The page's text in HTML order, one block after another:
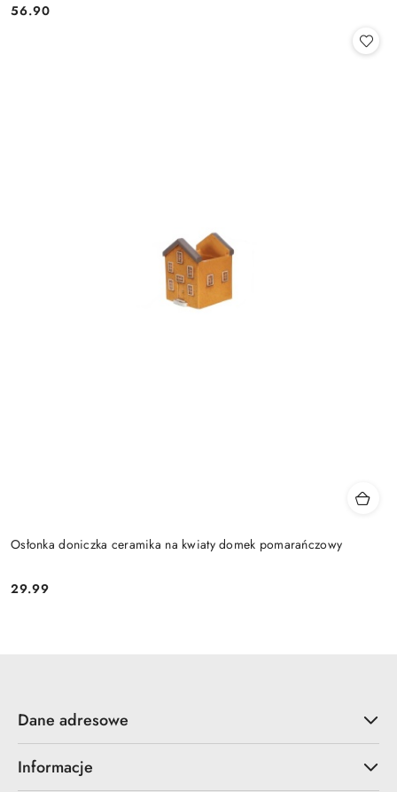
Cena:
56.90
Osłonka doniczka ceramika na kwiaty domek pomarańczowy
Cena:
29.99
Dane adresowe
Informacje